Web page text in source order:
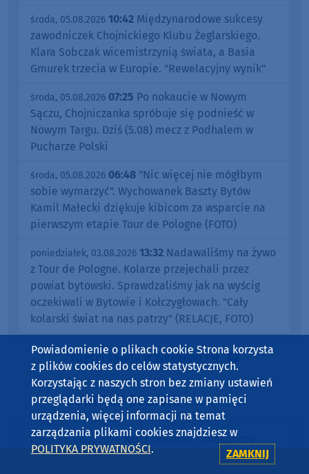
środa, 05.08.2026 10:42 Międzynarodowe sukcesy
zawodniczek Chojnickiego Klubu Żeglarskiego.
Klara Sobczak wicemistrzynią świata, a Basia
Gmurek trzecia w Europie. "Rewelacyjny wynik"
środa, 05.08.2026 07:25 Po nokaucie w Nowym
Sączu, Chojniczanka spróbuje się podnieść w
Nowym Targu. Dziś (5.08) mecz z Podhalem w
Pucharze Polski
środa, 05.08.2026 06:48 "Nic więcej nie mógłbym
sobie wymarzyć". Wychowanek Baszty Bytów
Kamil Małecki dziękuje kibicom za wsparcie na
pierwszym etapie Tour de Pologne (FOTO)
poniedziałek, 03.08.2026 13:32 Nadawaliśmy na żywo
z Tour de Pologne. Kolarze przejechali przez
powiat bytowski. Sprawdzaliśmy jak na wyścig
oczekiwali w Bytowie i Kołczygłowach. "Cały
kolarski świat na nas patrzy" (RELACJE, FOTO)
Więcej sportu w Weekend FM
OSTATNIO DODANOw Weekend FM
czwartek, 06.08.2026 10:03Centrum Opiekuńczo-
Mieszkalne w Człuchowie jest już gotowe.
Powiadomienie o plikach cookie Strona korzysta
z plików cookies do celów statystycznych.
Korzystając z naszych stron bez zmiany ustawień
przeglądarki będą one zapisane w pamięci
urządzenia, więcej informacji na temat
zarządzania plikami cookies znajdziesz w
POLITYKA PRYWATNOŚCI. ZAMKNIJ